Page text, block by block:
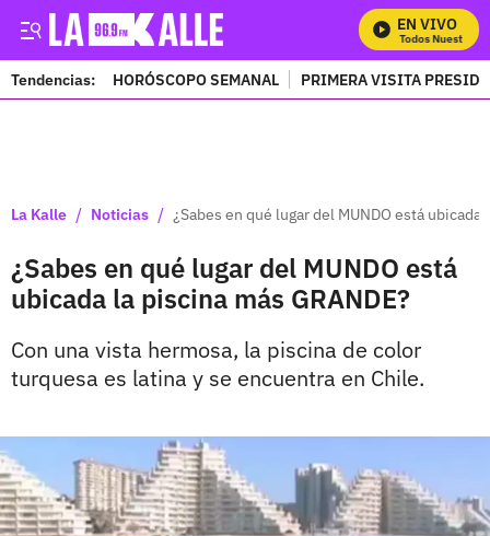
EN VIVO
Mira Todos Nuestros
Tendencias: HORÓSCOPO SEMANAL PRIMERA VISITA
La Kalle / Noticias / ¿Sabes en qué lugar del MUNDO está ubicada
¿Sabes en qué lugar del MUNDO está
ubicada la piscina más GRANDE?
Con una vista hermosa, la piscina de color
turquesa es latina y se encuentra en Chile.